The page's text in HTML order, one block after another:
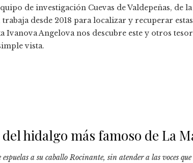
de investigación Cuevas de Valdepeñas, de
trabaja desde 2018 para localizar y recuperar
Ivanova Angelova nos descubre este y otros
vista.
hidalgo más famoso de La
espuelas a su caballo Rocinante, sin atender a las voces